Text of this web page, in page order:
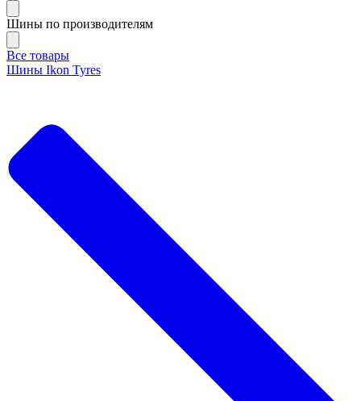
Шины по производителям
Все товары
Шины Ikon Tyres